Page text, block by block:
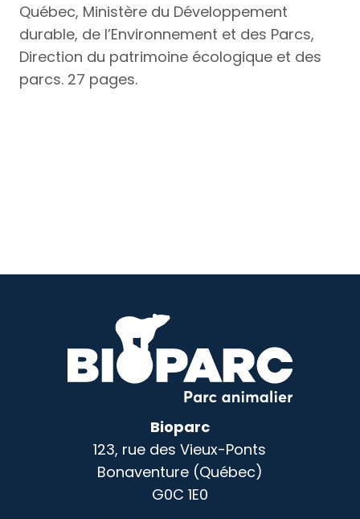
Québec, Ministère du Développement
durable, de l’Environnement et des Parcs,
Direction du patrimoine écologique et des
parcs. 27 pages.
Bioparc
123, rue des Vieux-Ponts
Bonaventure (Québec)
G0C 1E0